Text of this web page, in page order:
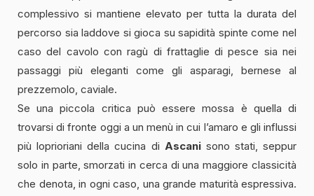
complessivo si mantiene elevato per tutta la durata del
percorso sia laddove si gioca su sapidità spinte come nel
caso del cavolo con ragù di frattaglie di pesce sia nei
passaggi più eleganti come gli asparagi, bernese al
prezzemolo, caviale.
Se una piccola critica può essere mossa è quella di
trovarsi di fronte oggi a un menù in cui l’amaro e gli influssi
più loprioriani della cucina di Ascanisono stati, seppur
solo in parte, smorzati in cerca di una maggiore classicità
che denota, in ogni caso, una grande maturità espressiva.